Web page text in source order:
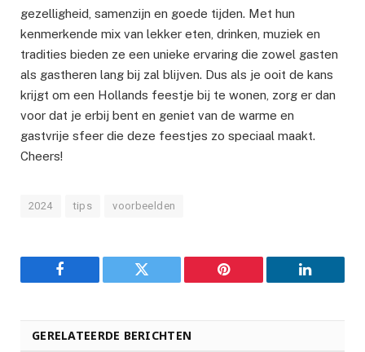
gezelligheid, samenzijn en goede tijden. Met hun
kenmerkende mix van lekker eten, drinken, muziek en
tradities bieden ze een unieke ervaring die zowel gasten
als gastheren lang bij zal blijven. Dus als je ooit de kans
krijgt om een Hollands feestje bij te wonen, zorg er dan
voor dat je erbij bent en geniet van de warme en
gastvrije sfeer die deze feestjes zo speciaal maakt.
Cheers!
2024 tips voorbeelden
Facebook Twitter Pinterest LinkedIn
GERELATEERDE BERICHTEN